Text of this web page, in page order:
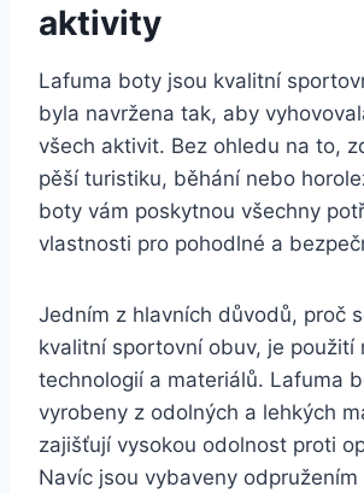
aktivity
Lafuma boty jsou kvalitní
byla navržena tak, aby
všech aktivit. Bez ohledu na to,⁤
pěší turistiku, běhání nebo
boty vám poskytnou všechny
vlastnosti pro pohodlné a
Jedním z hlavních důvodů, proč
kvalitní sportovní obuv, je použití
technologií a materiálů. Lafuma
vyrobeny z ⁤odolných a lehkých⁣
zajišťují vysokou odolnost proti
Navíc jsou vybaveny